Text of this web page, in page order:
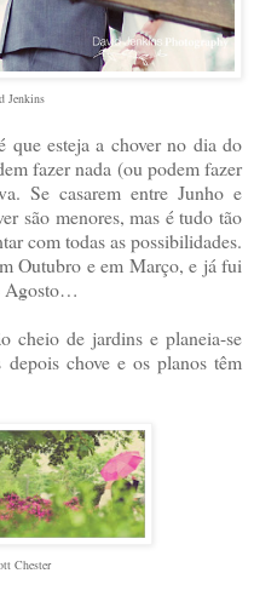
Jenkins
que esteja a chover no dia do
fazer nada (ou podem fazer
Se casarem entre Junho e
são menores, mas é tudo tão
com todas as possibilidades.
Outubro e em Março, e já fui
Agosto…
cheio de jardins e planeia-se
chove e os planos têm
Chester